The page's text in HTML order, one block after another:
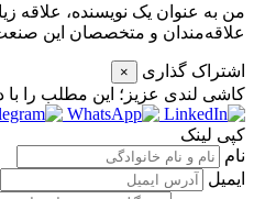
من به عنوان یک نویسنده، علاقه
علاقه‌مندان و متخصصان این
اشتراک گذاری ×
کاشی‌ لندی عزیز؛ این مطلب را با
کپی لینک
نام
ایمیل